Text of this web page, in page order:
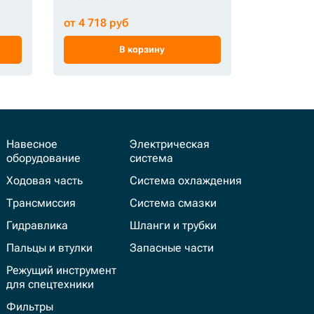
от 4 718 руб
В корзину
Навесное
оборудование
Ходовая часть
Трансмиссия
Гидравлика
Пальцы и втулки
Режущий инструмент
для спецтехники
Фильтры
Электрическая
система
Система охлаждения
Система смазки
Шланги и трубки
Запасные части